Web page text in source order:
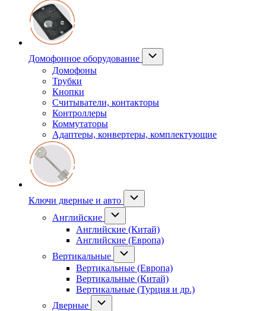
Домофонное оборудование
Домофоны
Трубки
Кнопки
Считыватели, контакторы
Контроллеры
Коммутаторы
Адаптеры, конвертеры, комплектующие
Ключи дверные и авто
Английские
Английские (Китай)
Английские (Европа)
Вертикальные
Вертикальные (Европа)
Вертикальные (Китай)
Вертикальные (Турция и др.)
Дверные